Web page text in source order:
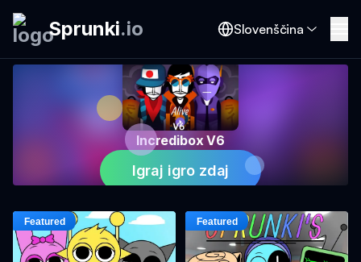
Sprunki.io Slovenščina
Incredibox V6
Igraj igro zdaj